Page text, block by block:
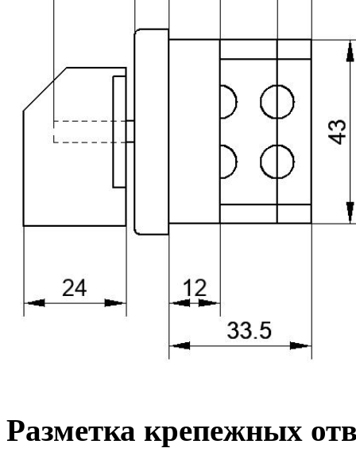
Разметка крепежных